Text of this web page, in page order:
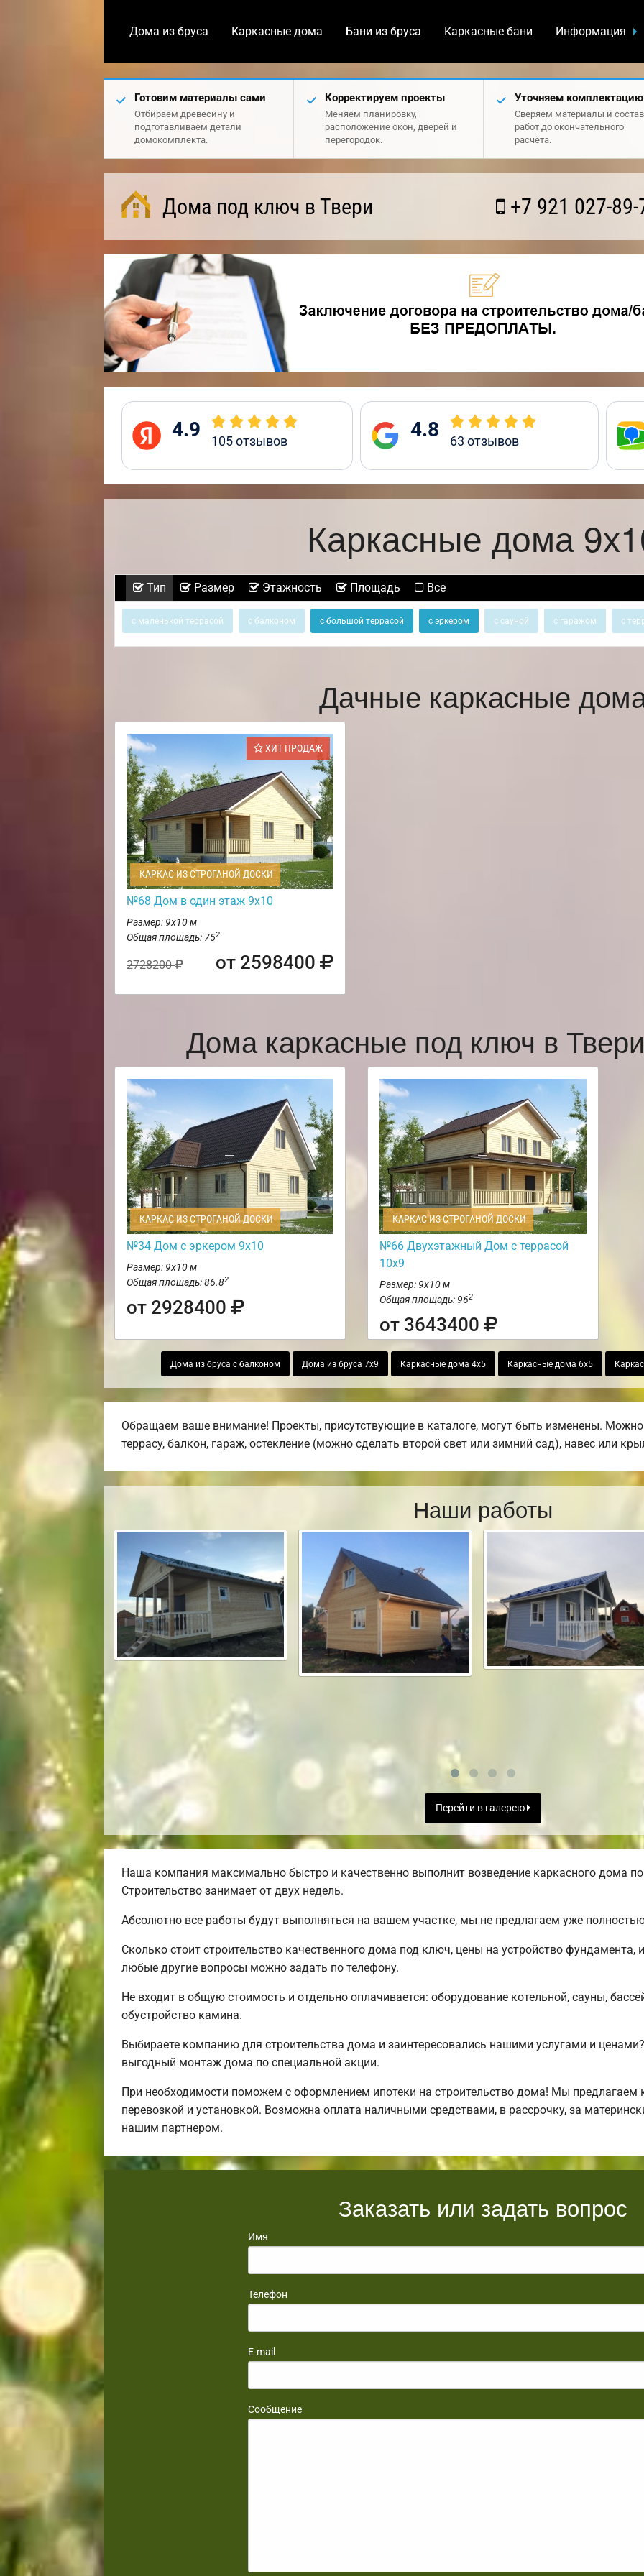
Дома из бруса Каркасные дома Бани из бруса Каркасные бани Информация
Готовим материалы сами
Отбираем древесину и
подготавливаем детали
домокомплекта.
Корректируем проекты
Меняем планировку,
расположение окон, дверей и
перегородок.
Уточняем комплектацию
Сверяем материалы и состав
работ до окончательного
расчёта.
Дома под ключ в Твери +7 921 027-89-
4.9 105отзывов 4.8 63 отзывов
Каркасные дома
Тип Размер Этажность Площадь Все
с маленькой террасой с балконом с большой террасой с эркером с сауной с гаражом с
Дачные каркасные
ХИТ ПРОДАЖ
КАРКАС ИЗ СТРОГАНОЙ ДОСКИ
№68 Дом в один этаж 9х10
Размер: 9х10 м
Общая площадь: 752
2728200 от 2598400
Дома каркасные под ключ в
КАРКАС ИЗ СТРОГАНОЙ ДОСКИ
№34 Дом с эркером 9х10
Размер: 9х10 м
Общая площадь: 86.82
от 2928400
КАРКАС ИЗ СТРОГАНОЙ ДОСКИ
№66 Двухэтажный Дом с террасой
10х9
Размер: 9х10 м
Общая площадь: 962
от 3643400
Дома из бруса с балконом Дома из бруса 7х9 Каркасные дома 4х5 Каркасные дома 6х5
Обращаем ваше внимание! Проекты, присутствующие в каталоге, могут быть изменены. Можно
террасу, балкон, гараж, остекление (можно сделать второй свет или зимний сад), навес или
Наши работы
Перейти в галерею
Наша компания максимально быстро и качественно выполнит возведение каркасного дома
Строительство занимает от двух недель.
Абсолютно все работы будут выполняться на вашем участке, мы не предлагаем уже
Сколько стоит строительство качественного дома под ключ, цены на устройство
любые другие вопросы можно задать по телефону.
Не входит в общую стоимость и отдельно оплачивается: оборудование котельной, сауны,
обустройство камина.
Выбираете компанию для строительства дома и заинтересовались нашими услугами и
выгодный монтаж дома по специальной акции.
При необходимости поможем с оформлением ипотеки на строительство дома! Мы предлагаем
перевозкой и установкой. Возможна оплата наличными средствами, в рассрочку, за
нашим партнером.
Заказать или задать вопрос
Имя
Телефон
E-mail
Сообщение